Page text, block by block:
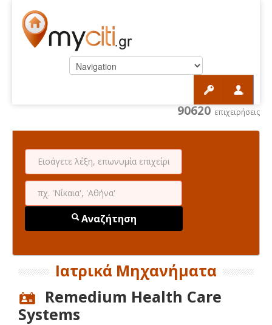
90620 επιχειρήσεις
Αναζήτηση
Ιατρικά Μηχανήματα
Remedium Health Care
Systems